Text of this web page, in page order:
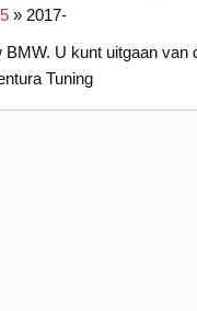
» 2017-
U kunt uitgaan
Tuning